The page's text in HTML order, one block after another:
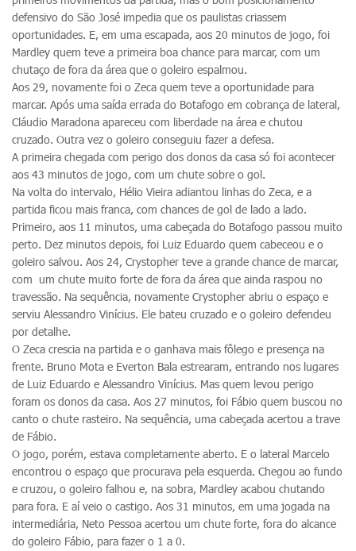
defensivo do São José impedia que os paulistas criassem
oportunidades. E, em uma escapada, aos 20 minutos de jogo, foi
Mardley quem teve a primeira boa chance para marcar, com um
chutaço de fora da área que o goleiro espalmou.
Aos 29, novamente foi o Zeca quem teve a oportunidade para
marcar. Após uma saída errada do Botafogo em cobrança de lateral,
Cláudio Maradona apareceu com liberdade na área e chutou
cruzado. Outra vez o goleiro conseguiu fazer a defesa.
A primeira chegada com perigo dos donos da casa só foi acontecer
aos 43 minutos de jogo, com um chute sobre o gol.
Na volta do intervalo, Hélio Vieira adiantou linhas do Zeca, e a
partida ficou mais franca, com chances de gol de lado a lado.
Primeiro, aos 11 minutos, uma cabeçada do Botafogo passou muito
perto. Dez minutos depois, foi Luiz Eduardo quem cabeceou e o
goleiro salvou. Aos 24, Crystopher teve a grande chance de marcar,
com um chute muito forte de fora da área que ainda raspou no
travessão. Na sequência, novamente Crystopher abriu o espaço e
serviu Alessandro Vinícius. Ele bateu cruzado e o goleiro defendeu
por detalhe.
O Zeca crescia na partida e o ganhava mais fôlego e presença na
frente. Bruno Mota e Everton Bala estrearam, entrando nos lugares
de Luiz Eduardo e Alessandro Vinícius. Mas quem levou perigo
foram os donos da casa. Aos 27 minutos, foi Fábio quem buscou no
canto o chute rasteiro. Na sequência, uma cabeçada acertou a trave
de Fábio.
O jogo, porém, estava completamente aberto. E o lateral Marcelo
encontrou o espaço que procurava pela esquerda. Chegou ao fundo
e cruzou, o goleiro falhou e, na sobra, Mardley acabou chutando
para fora. E aí veio o castigo. Aos 31 minutos, em uma jogada na
intermediária, Neto Pessoa acertou um chute forte, fora do alcance
do goleiro Fábio, para fazer o 1 a 0.